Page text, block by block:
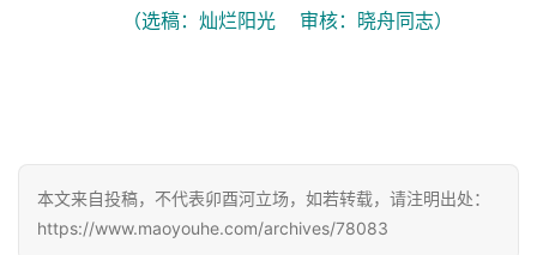
感
（选稿：灿烂阳光    审核：晓舟同志）
本文来自投稿，不代表卯酉河立场，如若转载，请注明出处：
https://www.maoyouhe.com/archives/78083